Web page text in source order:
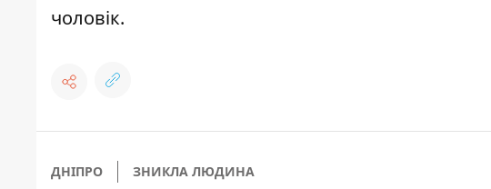
чоловік.
ДНІПРО ЗНИКЛА ЛЮДИНА